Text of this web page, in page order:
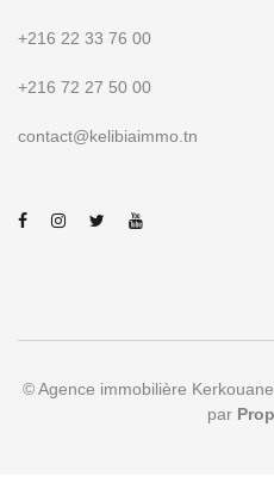
+216 22 33 76 00
+216 72 27 50 00
contact@kelibiaimmo.tn
© Agence immobilière
par